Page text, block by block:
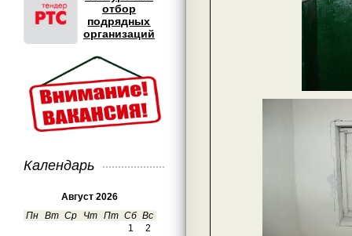
отбор
подрядных
организаций
Календарь
Август 2026
Пн Вт Ср Чт Пт Сб Вс
1
2